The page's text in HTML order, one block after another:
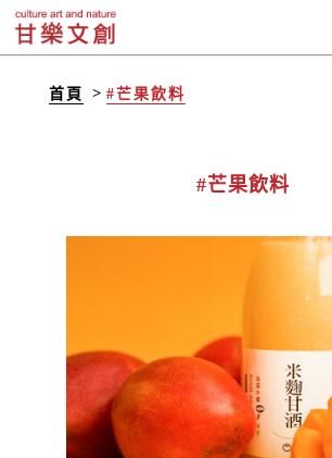
首頁 #芒果飲料
#芒果飲料